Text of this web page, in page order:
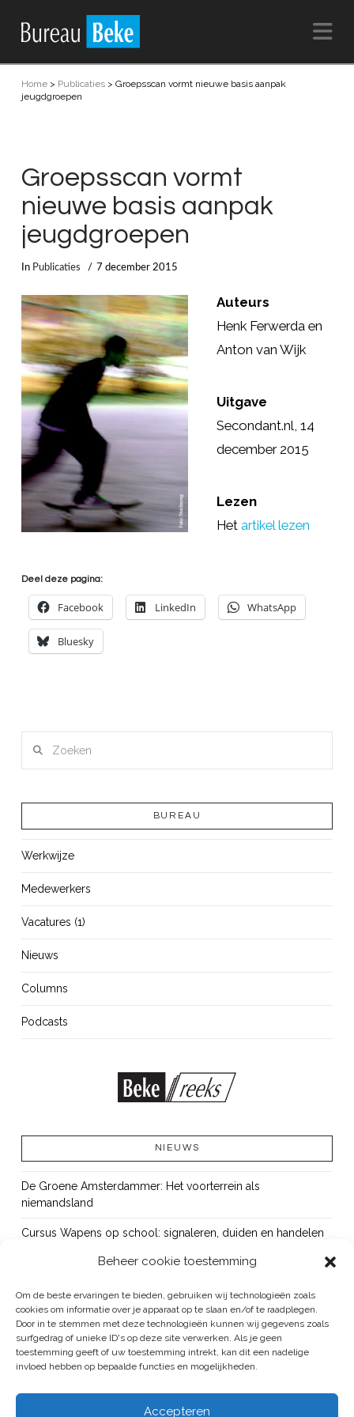
Beheer cookie toestemming
Om de beste ervaringen te bieden, gebruiken wij technologieën zoals
cookies om informatie over je apparaat op te slaan en/of te raadplegen.
Door in te stemmen met deze technologieën kunnen wij gegevens zoals
surfgedrag of unieke ID's op deze site verwerken. Als je geen
toestemming geeft of uw toestemming intrekt, kan dit een nadelige
invloed hebben op bepaalde functies en mogelijkheden.
Accepteren
Home> Publicaties> Groepsscan vormt nieuwe basis aanpak
jeugdgroepen
Groepsscan vormt
nieuwe basis aanpak
jeugdgroepen
In Publicaties 7 december 2015
Auteurs
Henk Ferwerda en
Anton van Wijk
Uitgave
Secondant.nl, 14
december 2015
Lezen
Het artikel lezen
Deel deze pagina:
Facebook LinkedIn WhatsApp
Bluesky
BUREAU
Werkwijze
Medewerkers
Vacatures (1)
Nieuws
Columns
Podcasts
NIEUWS
De Groene Amsterdammer: Het voorterrein als
niemandsland
Cursus Wapens op school: signaleren, duiden en handelen
Bureau Beke ontwikkelt jeugdmonitor Aruba
Vacature: senior onderzoeker
GROEP